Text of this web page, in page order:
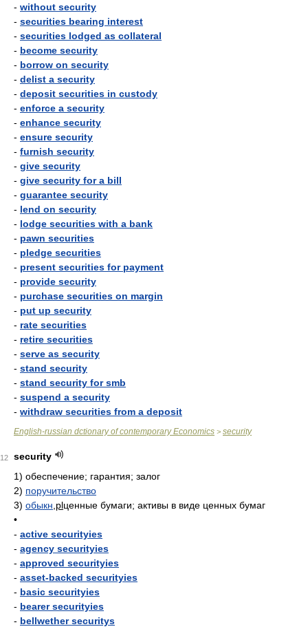
- without security
- securities bearing interest
- securities lodged as collateral
- become security
- borrow on security
- delist a security
- deposit securities in custody
- enforce a security
- enhance security
- ensure security
- furnish security
- give security
- give security for a bill
- guarantee security
- lend on security
- lodge securities with a bank
- pawn securities
- pledge securities
- present securities for payment
- provide security
- purchase securities on margin
- put up security
- rate securities
- retire securities
- serve as security
- stand security
- stand security for smb
- suspend a security
- withdraw securities from a deposit
English-russian dctionary of contemporary Economics > security
12
security
1) обеспечение; гарантия; залог
2) поручительство
3) обыкн plценные бумаги; активы в виде ценных бумаг
•
- active securityies
- agency securityies
- approved securityies
- asset-backed securityies
- basic securityies
- bearer securityies
- bellwether securitys